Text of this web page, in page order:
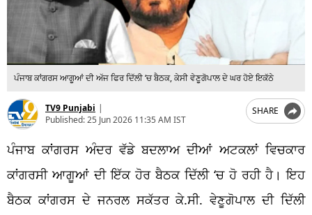
ਪੰਜਾਬ ਕਾਂਗਰਸ ਆਗੂਆਂ ਦੀ ਅੱਜ ਫਿਰ ਦਿੱਲੀ ‘ਚ ਬੈਠਕ, ਕੇਸੀ ਵੇਣੂਗੋਪਾਲ ਦੇ ਘਰ ਹੋਏ ਇਕੱਠੇ
TV9 Punjabi |
Published:25 Jun 2026 11:35 AM IST
SHARE
ਪੰਜਾਬ ਕਾਂਗਰਸ ਅੰਦਰ ਵੱਡੇ ਬਦਲਾਅ ਦੀਆਂ ਅਟਕਲਾਂ ਵਿਚਕਾਰ
ਕਾਂਗਰਸੀ ਆਗੂਆਂ ਦੀ ਇੱਕ ਹੋਰ ਬੈਠਕ ਦਿੱਲੀ ‘ਚ ਹੋ ਰਹੀ ਹੈ। ਇਹ
ਬੈਠਕ ਕਾਂਗਰਸ ਦੇ ਜਨਰਲ ਸਕੱਤਰ ਕੇ.ਸੀ. ਵੇਣੂਗੋਪਾਲ ਦੀ ਦਿੱਲੀ